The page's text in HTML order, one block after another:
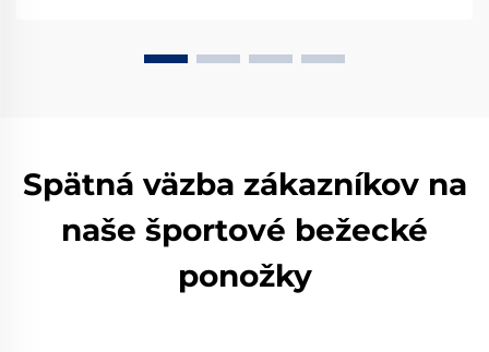
Spätná väzba zákazníkov na
naše športové bežecké
ponožky